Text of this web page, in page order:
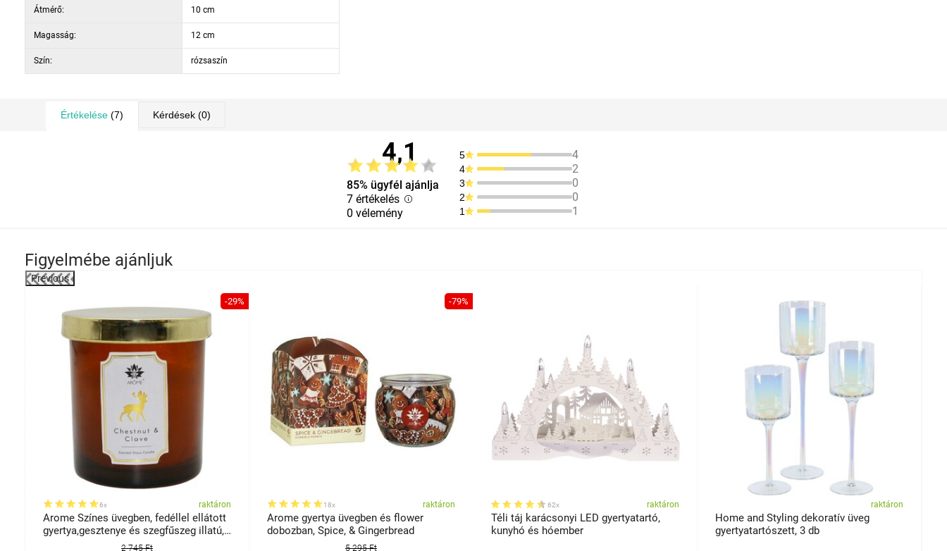
Átmérő: 10 cm
Magasság: 12 cm
Szín: rózsaszín
Értékelése (7) Kérdések (0)
4,1
85% ügyfél ajánlja
7 értékelés
0 vélemény
5 4
4 2
3 0
2 0
1 1
Figyelmébe ajánljuk
Previous
-29%
6x raktáron
Arome Színes üvegben, fedéllel ellátott
gyertya,gesztenye és szegfűszeg illatú,
2 745 Ft
-79%
18x raktáron
Arome gyertya üvegben és flower
dobozban, Spice, & Gingerbread
5 295 Ft
62x raktáron
Téli táj karácsonyi LED gyertyatartó,
kunyhó és hóember
raktáron
Home and Styling dekoratív üveg
gyertyatartószett, 3 db